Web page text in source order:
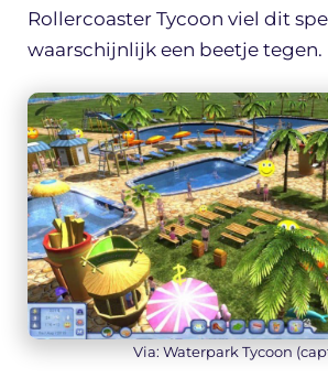
Rollercoaster Tycoon viel dit
waarschijnlijk een beetje tegen.
Via: Waterpark Tycoon